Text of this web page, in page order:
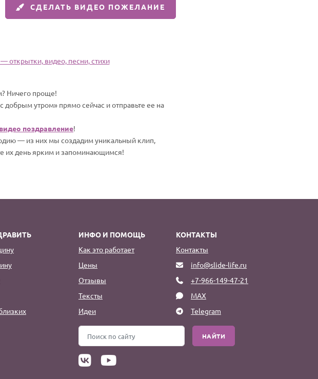
СДЕЛАТЬ ВИДЕО ПОЖЕЛАНИЕ
открытки, видео, песни, стихи
Ничего проще!
добрым утром» прямо сейчас и отправьте ее на
поздравление!
— из них мы создадим уникальный клип,
их день ярким и запоминающимся!
ИНФО И ПОМОЩЬ
Как это работает
Цены
Отзывы
Тексты
Идеи
КОНТАКТЫ
Контакты
info@slide-life.ru
+7-966-149-47-21
MAX
Telegram
НАЙТИ